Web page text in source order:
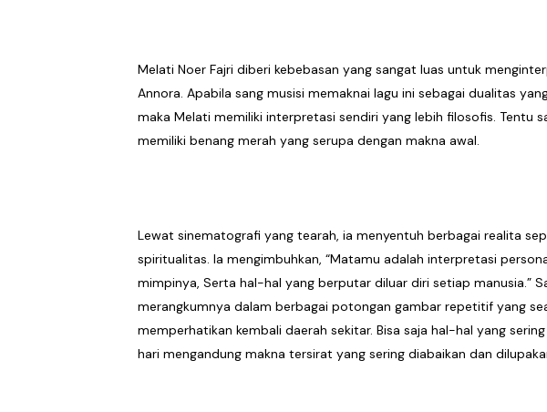
Melati Noer Fajri diberi kebebasan yang sangat luas untuk
Annora. Apabila sang musisi memaknai lagu ini sebagai dualitas
maka Melati memiliki interpretasi sendiri yang lebih filosofis. Tentu
memiliki benang merah yang serupa dengan makna awal.
Lewat sinematografi yang tearah, ia menyentuh berbagai realita
spiritualitas. Ia mengimbuhkan, “Matamu adalah interpretasi
mimpinya, Serta hal-hal yang berputar diluar diri setiap manusia.”
merangkumnya dalam berbagai potongan gambar repetitif yang
memperhatikan kembali daerah sekitar. Bisa saja hal-hal yang
hari mengandung makna tersirat yang sering diabaikan dan